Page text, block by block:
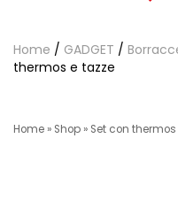
Home / GADGET /
thermos e tazze
Home » Shop » Set con